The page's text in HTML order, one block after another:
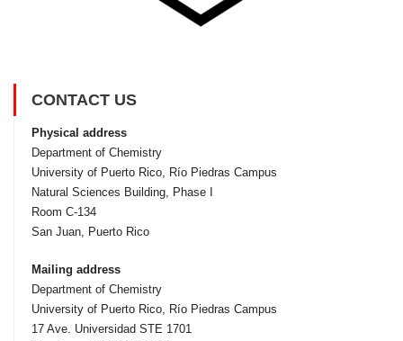
CONTACT US
Physical address
Department of Chemistry
University of Puerto Rico, Rí­o Piedras Campus
Natural Sciences Building, Phase I
Room C-134
San Juan, Puerto Rico
Mailing address
Department of Chemistry
University of Puerto Rico, Rí­o Piedras Campus
17 Ave. Universidad STE 1701